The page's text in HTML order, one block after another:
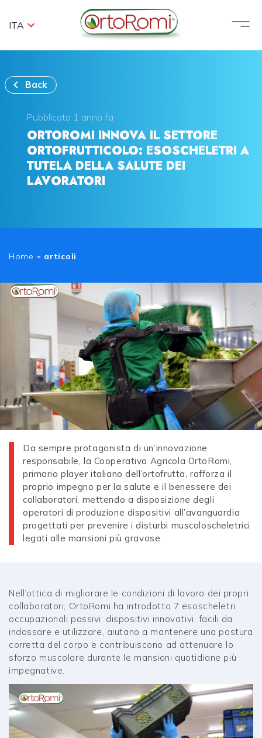
ITA
Back
Pubblicato 1 anno fa
ORTOROMI INNOVA IL SETTORE
ORTOFRUTTICOLO: ESOSCHELETRI A
TUTELA DELLA SALUTE DEI
LAVORATORI
Home - articoli
Da sempre protagonista di un’innovazione
responsabile, la Cooperativa Agricola OrtoRomi,
primario player italiano dell’ortofrutta, rafforza il
proprio impegno per la salute e il benessere dei
collaboratori, mettendo a disposizione degli
operatori di produzione dispositivi all’avanguardia
progettati per prevenire i disturbi muscoloscheletrici
legati alle mansioni più gravose.
Nell’ottica di migliorare le condizioni di lavoro dei propri
collaboratori, OrtoRomi ha introdotto 7 esoscheletri
occupazionali passivi: dispositivi innovativi, facili da
indossare e utilizzare, aiutano a mantenere una postura
corretta del corpo e contribuiscono ad attenuare lo
sforzo muscolare durante le mansioni quotidiane più
impegnative.